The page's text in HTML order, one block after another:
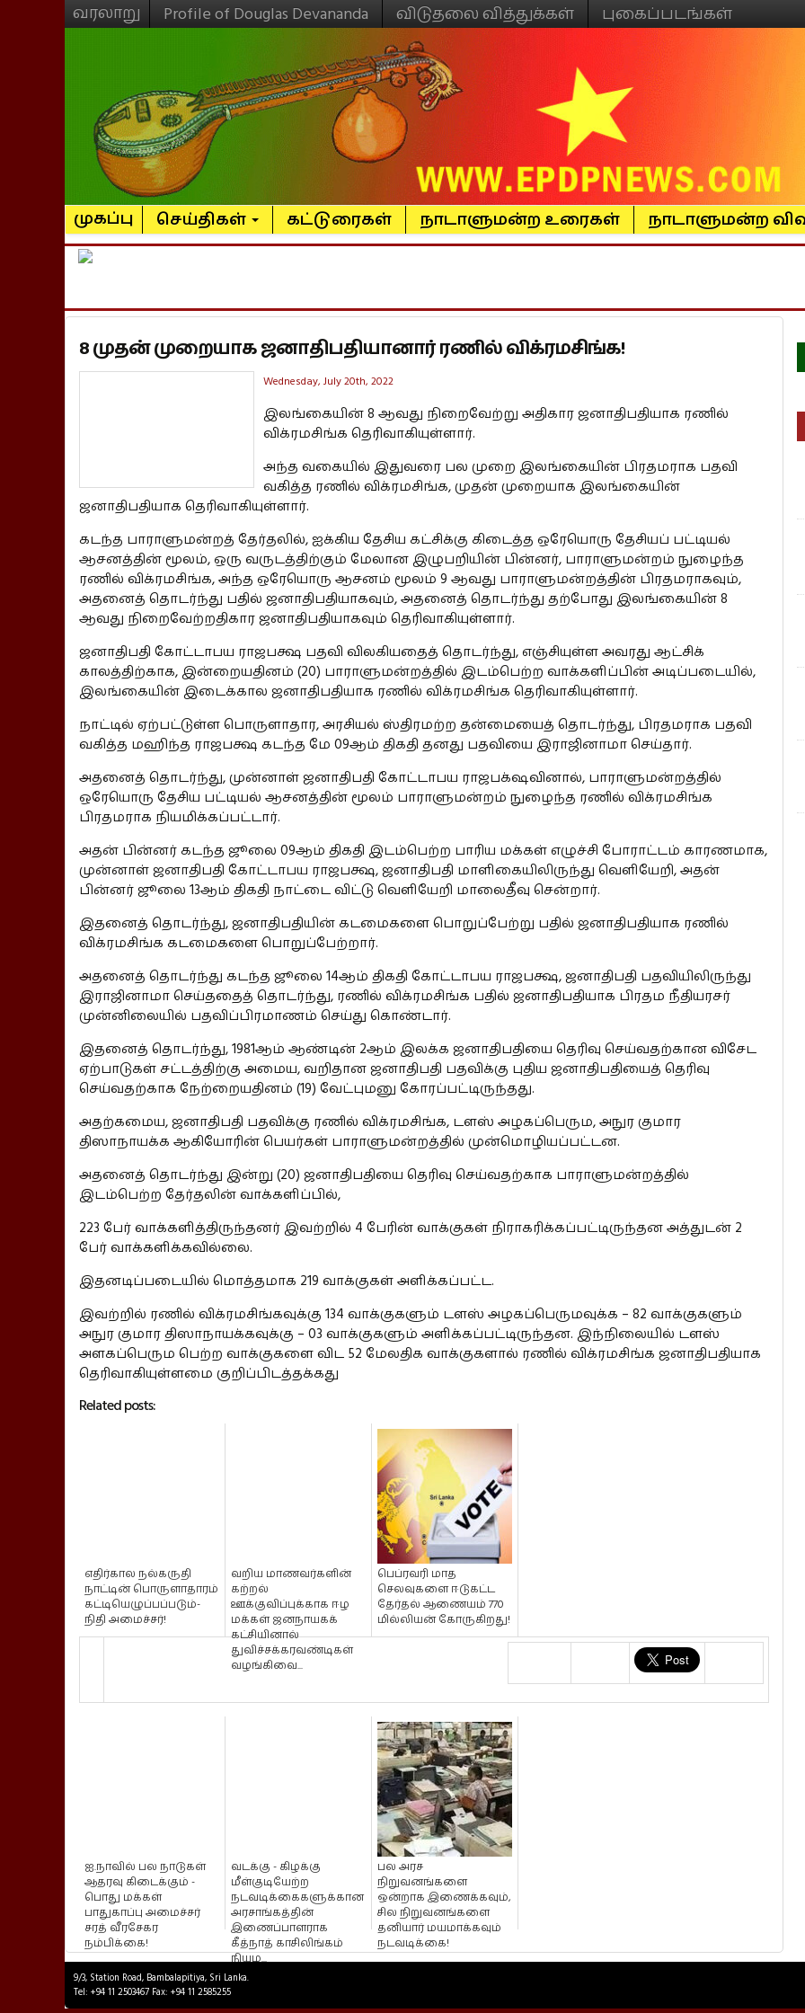
வரலாறு Profile of Douglas Devananda விடுதலை வித்துக்கள் புகைப்படங்கள்
முகப்பு செய்திகள் கட்டுரைகள் நாடாளுமன்ற உரைகள் நாடாளுமன்ற
8 முதன் முறையாக ஜனாதிபதியானார் ரணில் விக்ரமசிங்க!
Wednesday, July 20th, 2022
இலங்கையின் 8 ஆவது நிறைவேற்று அதிகார ஜனாதிபதியாக ரணில்
விக்ரமசிங்க தெரிவாகியுள்ளார்.
அந்த வகையில் இதுவரை பல முறை இலங்கையின் பிரதமராக பதவி
வகித்த ரணில் விக்ரமசிங்க, முதன் முறையாக இலங்கையின்
ஜனாதிபதியாக தெரிவாகியுள்ளார்.
கடந்த பாராளுமன்றத் தேர்தலில், ஐக்கிய தேசிய கட்சிக்கு கிடைத்த ஒரேயொரு தேசியப் பட்டியல்
ஆசனத்தின் மூலம், ஒரு வருடத்திற்கும் மேலான இழுபறியின் பின்னர், பாராளுமன்றம் நுழைந்த
ரணில் விக்ரமசிங்க, அந்த ஒரேயொரு ஆசனம் மூலம் 9 ஆவது பாராளுமன்றத்தின் பிரதமராகவும்,
அதனைத் தொடர்ந்து பதில் ஜனாதிபதியாகவும், அதனைத் தொடர்ந்து தற்போது இலங்கையின் 8
ஆவது நிறைவேற்றதிகார ஜனாதிபதியாகவும் தெரிவாகியுள்ளார்.
ஜனாதிபதி கோட்டாபய ராஜபக்ஷ பதவி விலகியதைத் தொடர்ந்து, எஞ்சியுள்ள அவரது ஆட்சிக்
காலத்திற்காக, இன்றையதினம் (20) பாராளுமன்றத்தில் இடம்பெற்ற வாக்களிப்பின் அடிப்படையில்,
இலங்கையின் இடைக்கால ஜனாதிபதியாக ரணில் விக்ரமசிங்க தெரிவாகியுள்ளார்.
நாட்டில் ஏற்பட்டுள்ள பொருளாதார, அரசியல் ஸ்திரமற்ற தன்மையைத் தொடர்ந்து, பிரதமராக பதவி
வகித்த மஹிந்த ராஜபக்ஷ கடந்த மே 09ஆம் திகதி தனது பதவியை இராஜினாமா செய்தார்.
அதனைத் தொடர்ந்து, முன்னாள் ஜனாதிபதி கோட்டாபய ராஜபக்‌ஷவினால், பாராளுமன்றத்தில்
ஒரேயொரு தேசிய பட்டியல் ஆசனத்தின் மூலம் பாராளுமன்றம் நுழைந்த ரணில் விக்ரமசிங்க
பிரதமராக நியமிக்கப்பட்டார்.
அதன் பின்னர் கடந்த ஜூலை 09ஆம் திகதி இடம்பெற்ற பாரிய மக்கள் எழுச்சி போராட்டம் காரணமாக,
முன்னாள் ஜனாதிபதி கோட்டாபய ராஜபக்ஷ, ஜனாதிபதி மாளிகையிலிருந்து வெளியேறி, அதன்
பின்னர் ஜூலை 13ஆம் திகதி நாட்டை விட்டு வெளியேறி மாலைதீவு சென்றார்.
இதனைத் தொடர்ந்து, ஜனாதிபதியின் கடமைகளை பொறுப்பேற்று பதில் ஜனாதிபதியாக ரணில்
விக்ரமசிங்க கடமைகளை பொறுப்பேற்றார்.
அதனைத் தொடர்ந்து கடந்த ஜூலை 14ஆம் திகதி கோட்டாபய ராஜபக்ஷ, ஜனாதிபதி பதவியிலிருந்து
இராஜினாமா செய்ததைத் தொடர்ந்து, ரணில் விக்ரமசிங்க பதில் ஜனாதிபதியாக பிரதம நீதியரசர்
முன்னிலையில் பதவிப்பிரமாணம் செய்து கொண்டார்.
இதனைத் தொடர்ந்து, 1981ஆம் ஆண்டின் 2ஆம் இலக்க ஜனாதிபதியை தெரிவு செய்வதற்கான விசேட
ஏற்பாடுகள் சட்டத்திற்கு அமைய, வறிதான ஜனாதிபதி பதவிக்கு புதிய ஜனாதிபதியைத் தெரிவு
செய்வதற்காக நேற்றையதினம் (19) வேட்புமனு கோரப்பட்டிருந்தது.
அதற்கமைய, ஜனாதிபதி பதவிக்கு ரணில் விக்ரமசிங்க, டளஸ் அழகப்பெரும, அநுர குமார
திஸாநாயக்க ஆகியோரின் பெயர்கள் பாராளுமன்றத்தில் முன்மொழியப்பட்டன.
அதனைத் தொடர்ந்து இன்று (20) ஜனாதிபதியை தெரிவு செய்வதற்காக பாராளுமன்றத்தில்
இடம்பெற்ற தேர்தலின் வாக்களிப்பில்,
223 பேர் வாக்களித்திருந்தனர் இவற்றில் 4 பேரின் வாக்குகள் நிராகரிக்கப்பட்டிருந்தன அத்துடன் 2
பேர் வாக்களிக்கவில்லை.
இதனடிப்படையில் மொத்தமாக 219 வாக்குகள் அளிக்கப்பட்ட.
இவற்றில் ரணில் விக்ரமசிங்கவுக்கு 134 வாக்குகளும் டளஸ் அழகப்பெருமவுக்க – 82 வாக்குகளும்
அநுர குமார திஸாநாயக்கவுக்கு – 03 வாக்குகளும் அளிக்கப்பட்டிருந்தன. இந்நிலையில் டளஸ்
அளகப்பெரும பெற்ற வாக்குகளை விட 52 மேலதிக வாக்குகளால் ரணில் விக்ரமசிங்க ஜனாதிபதியாக
தெரிவாகியுள்ளமை குறிப்பிடத்தக்கது
Related posts:
எதிர்கால நல்கருதி
நாட்டின் பொருளாதாரம்
கட்டியெழுப்பப்படும்-
நிதி அமைச்சர்!
வறிய மாணவர்களின்
கற்றல்
ஊக்குவிப்புக்காக ஈழ
மக்கள் ஜனநாயகக்
கட்சியினால்
துவிச்சக்கரவண்டிகள்
வழங்கிவை...
பெப்ரவரி மாத
செலவுகளை ஈடுகட்ட
தேர்தல் ஆணையம் 770
மில்லியன் கோருகிறது!
ஐ.நாவில் பல நாடுகள்
ஆதரவு கிடைக்கும் -
பொது மக்கள்
பாதுகாப்பு அமைச்சர்
சரத் வீரசேகர
நம்பிக்கை!
வடக்கு - கிழக்கு
மீள்குடியேற்ற
நடவடிக்கைகளுக்கான
அரசாங்கத்தின்
இணைப்பாளராக
கீத்நாத் காசிலிங்கம்
நியம...
பல அரச
நிறுவனங்களை
ஒன்றாக இணைக்கவும்,
சில நிறுவனங்களை
தனியார் மயமாக்கவும்
நடவடிக்கை!
9/3, Station Road, Bambalapitiya, Sri Lanka.
Tel: +94 11 2503467 Fax: +94 11 2585255